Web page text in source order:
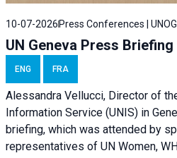
10-07-2026 Press Conferences | UNOG
UN Geneva Press
ENG FRA
Alessandra Vellucci, Director of
Information Service (UNIS) in
briefing, which was attended by
representatives of UN Women,